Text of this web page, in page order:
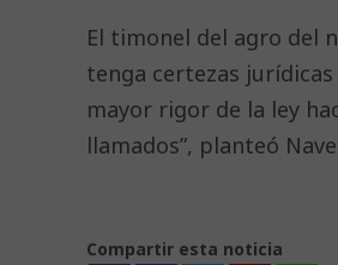
El timonel del agro del
tenga certezas
mayor rigor de la ley
llamados”, planteó
Compartir esta noticia